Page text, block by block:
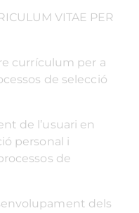
VITAE PER
currículum per a
de selecció
de l’usuari en
personal i
de
dels